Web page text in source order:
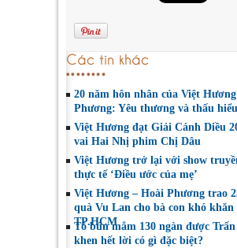
Các tin khác
20 năm hôn nhân của Việt
Phương: Yêu thương và thấu
Việt Hương đạt Giải Cánh Diều
vai Hai Nhị phim Chị Dâu
Việt Hương trở lại với show
thực tế ‘Điều ước của mẹ’
Việt Hương – Hoài Phương trao
quà Vu Lan cho bà con khó khăn
TP.HCM
Tô bún mắm 130 ngàn được
khen hết lời có gì đặc biệt?